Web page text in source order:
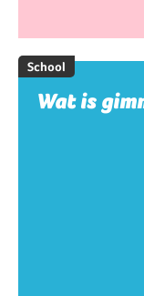
School
Wat is